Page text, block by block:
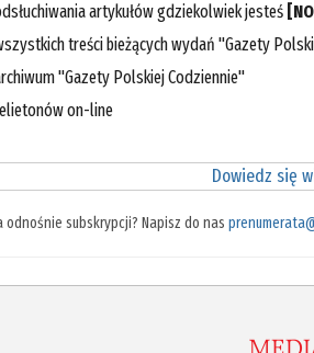
artykułów gdziekolwiek jesteś
treści bieżących wydań "Gazety
"Gazety Polskiej Codziennie"
on-line
Dowiedz się
odnośnie subskrypcji? Napisz do nas